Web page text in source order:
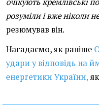
розуміли і вже ніколи
резюмував він.
Нагадаємо, як раніше
удари у відповідь на
енергетики України,